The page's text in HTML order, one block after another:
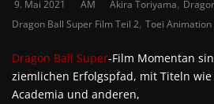
9. Mai 2021 AM Akira Toriyama
Dragon Ball Super Film Teil 2, Toei Animation
Dragon Ball Super-Film Momentan
ziemlichen Erfolgspfad, mit Titeln wie
Academia und anderen,